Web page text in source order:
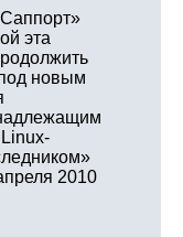
эта
новым
2010